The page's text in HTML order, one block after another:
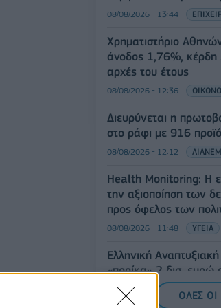
08/08/2026 - 13:44
Χρηματιστήριο
άνοδος 1,76%, κέρδη
αρχές του έτους
08/08/2026 - 12:36
Διευρύνεται η
στο ράφι με 916
08/08/2026 - 12:12
Health Monitoring: Η
την αξιοποίηση των
προς όφελος των
08/08/2026 - 11:48 ΥΓΕΙΑ
Ελληνική
«προίκα» 2 δισ. ευρώ
δάνεια έως 5 δισ. σε
08/08/2026 - 11:22
ΟΛΕΣ ΟΙ